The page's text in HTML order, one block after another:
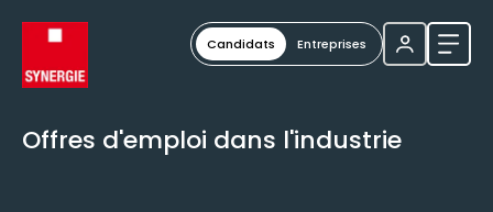
Candidats Entreprises
Offres d'emploi dans l'industrie